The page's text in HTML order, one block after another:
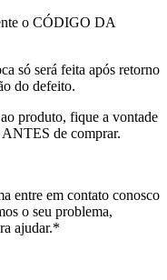
o CÓDIGO DA
só será feita após retorno
do defeito.
produto, fique a vontade
ANTES de comprar.
entre em contato conosco
o seu problema,
ajudar.*